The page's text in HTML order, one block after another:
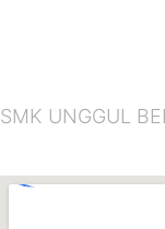
SMK UNGGUL